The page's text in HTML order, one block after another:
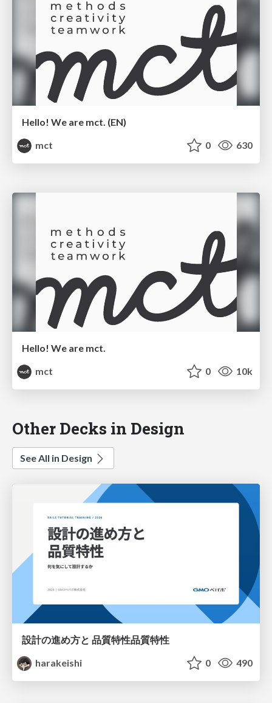
Hello! We are mct. (EN)
mct
0 630
Hello! We are mct.
mct
0 10k
Other Decks in Design
See All in Design
設計の進め方と 品質特性品質特性
harakeishi
0 490